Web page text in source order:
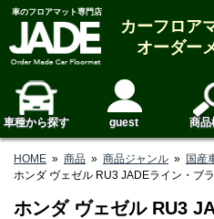
車のフロアマット専門店
カーフロア
オーダー
車種から探す guest 商品
HOME » 商品 » 商品ジャンル » 国産
ホンダ ヴェゼル RU3 JADEライン・ブ
ホンダ ヴェゼル RU3